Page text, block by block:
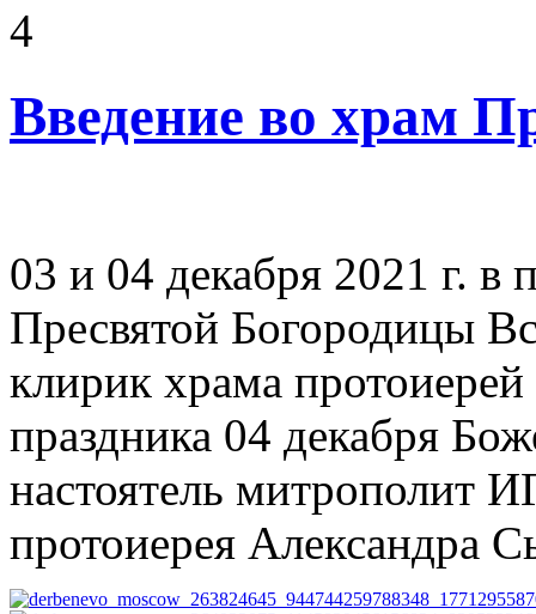
4
Введение во храм
03 и 04 декабря 2021 г. в
Пресвятой Богородицы
клирик храма
праздника 04 декабря
настоятель митрополит
протоиерея Александра